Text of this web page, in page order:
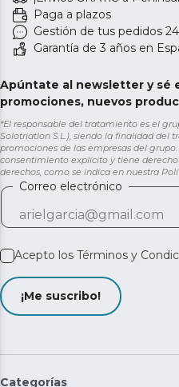
Paga a plazos
Gestión de tus pedidos
Garantía de 3 años en
Apúntate al newsletter y sé
promociones, nuevos
*El responsable del tratamiento es el
Solotriatlon S.L.), siendo la finalidad del
promociones de las empresas del
consentimiento explícito y tiene
derechos, como se indica en nuestra
Correo electrónico
Acepto los Términos y
¡Me suscribo!
Categorías